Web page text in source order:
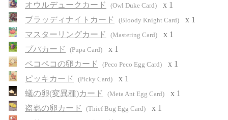
オウルデュークカード
(Owl Duke Card)
x 1
ブラッディナイトカード
(Bloody Knight Card)
x 1
マスターリングカード
(Mastering Card)
x 1
プパカード
(Pupa Card)
x 1
ペコペコの卵カード
(Peco Peco Egg Card)
x 1
ピッキカード
(Picky Card)
x 1
蟻の卵(変異種)カード
(Meta Ant Egg Card)
x 1
盗蟲の卵カード
(Thief Bug Egg Card)
x 1